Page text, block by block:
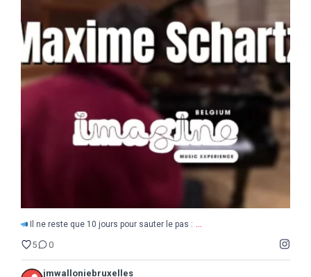
Il ne reste que 10 jours pour sauter le pas :
5
Il ne reste que 10 jours pour sauter le pas : ...
5 0
jmwalloniebruxelles